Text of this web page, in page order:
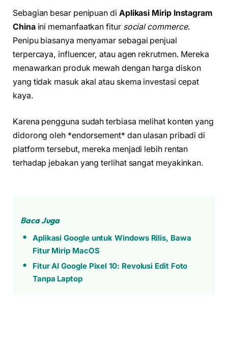
Sebagian besar penipuan di Aplikasi Mirip Instagram
Chinaini memanfaatkan fitur social commerce.
Penipu biasanya menyamar sebagai penjual
terpercaya, influencer, atau agen rekrutmen. Mereka
menawarkan produk mewah dengan harga diskon
yang tidak masuk akal atau skema investasi cepat
kaya.
Karena pengguna sudah terbiasa melihat konten yang
didorong oleh *endorsement* dan ulasan pribadi di
platform tersebut, mereka menjadi lebih rentan
terhadap jebakan yang terlihat sangat meyakinkan.
Baca Juga
Aplikasi Google untuk Windows Rilis, Bawa
Fitur Mirip MacOS
Fitur AI Google Pixel 10: Revolusi Edit Foto
Tanpa Laptop